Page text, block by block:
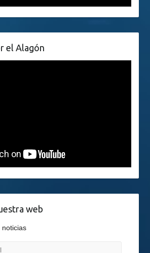
el Alagón
web
noticias